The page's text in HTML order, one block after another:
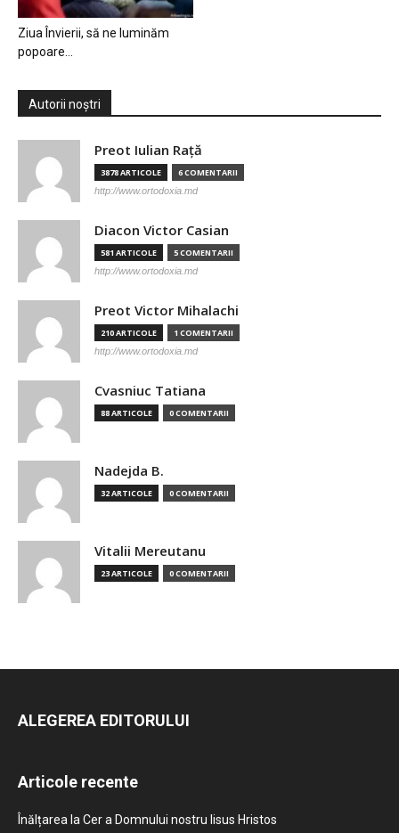
Ziua Învierii, să ne luminăm
popoare…
Autorii noștri
Preot Iulian Raţă
3878 ARTICOLE 6 COMENTARII
http://www.ortodoxia.md
Diacon Victor Casian
581 ARTICOLE 5 COMENTARII
http://www.ortodoxia.md
Preot Victor Mihalachi
210 ARTICOLE 1 COMENTARII
http://www.ortodoxia.md
Cvasniuc Tatiana
88 ARTICOLE 0 COMENTARII
Nadejda B.
32 ARTICOLE 0 COMENTARII
Vitalii Mereutanu
23 ARTICOLE 0 COMENTARII
ALEGEREA EDITORULUI
Articole recente
Înălțarea la Cer a Domnului nostru Iisus Hristos